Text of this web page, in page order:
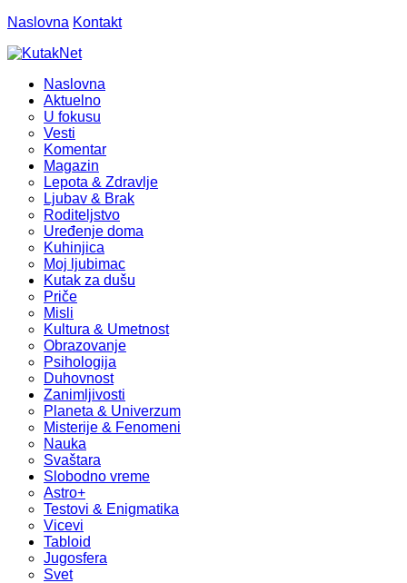
Naslovna Kontakt
Naslovna
Aktuelno
U fokusu
Vesti
Komentar
Magazin
Lepota & Zdravlje
Ljubav & Brak
Roditeljstvo
Uređenje doma
Kuhinjica
Moj ljubimac
Kutak za dušu
Priče
Misli
Kultura & Umetnost
Obrazovanje
Psihologija
Duhovnost
Zanimljivosti
Planeta & Univerzum
Misterije & Fenomeni
Nauka
Svaštara
Slobodno vreme
Astro+
Testovi & Enigmatika
Vicevi
Tabloid
Jugosfera
Svet